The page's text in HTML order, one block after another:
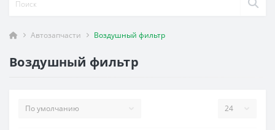
Автозапчасти Воздушный фильтр
Воздушный фильтр